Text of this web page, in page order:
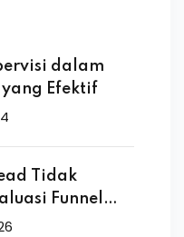
dalam
yang Efektif
Tidak
Funnel